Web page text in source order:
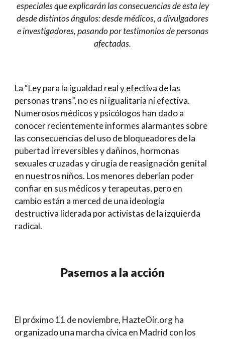
especiales que explicarán las consecuencias de esta ley
desde distintos ángulos: desde médicos, a divulgadores
e investigadores, pasando por testimonios de personas
afectadas.
La “Ley para la igualdad real y efectiva de las
personas trans”, no es ni igualitaria ni efectiva.
Numerosos médicos y psicólogos han dado a
conocer recientemente informes alarmantes sobre
las consecuencias del uso de bloqueadores de la
pubertad irreversibles y dañinos, hormonas
sexuales cruzadas y cirugía de reasignación genital
en nuestros niños. Los menores deberían poder
confiar en sus médicos y terapeutas, pero en
cambio están a merced de una ideología
destructiva liderada por activistas de la izquierda
radical.
Pasemos a la acción
El próximo 11 de noviembre, HazteOir.org ha
organizado una marcha cívica en Madrid con los